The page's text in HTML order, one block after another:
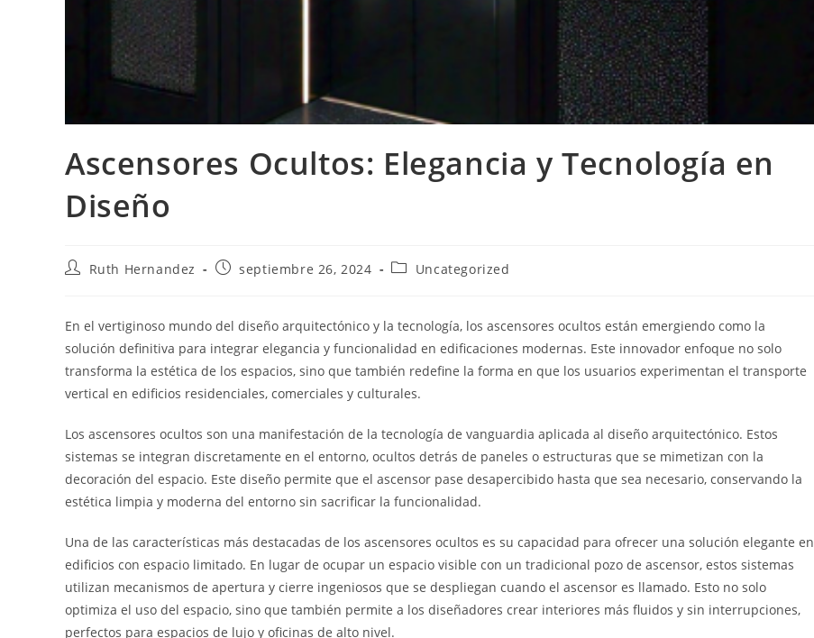
Ascensores Ocultos: Elegancia y Tecnología en
Diseño
Autor
entrada:
Ruth Hernandez
Publicación
entrada:
septiembre 26, 2024
Categoría
entrada:
Uncategorized
En el vertiginoso mundo del diseño arquitectónico y la tecnología, los ascensores ocultos están emergiendo como la
solución definitiva para integrar elegancia y funcionalidad en edificaciones modernas. Este innovador enfoque no solo
transforma la estética de los espacios, sino que también redefine la forma en que los usuarios experimentan el transporte
vertical en edificios residenciales, comerciales y culturales.
Los ascensores ocultos son una manifestación de la tecnología de vanguardia aplicada al diseño arquitectónico. Estos
sistemas se integran discretamente en el entorno, ocultos detrás de paneles o estructuras que se mimetizan con la
decoración del espacio. Este diseño permite que el ascensor pase desapercibido hasta que sea necesario, conservando la
estética limpia y moderna del entorno sin sacrificar la funcionalidad.
Una de las características más destacadas de los ascensores ocultos es su capacidad para ofrecer una solución elegante en
edificios con espacio limitado. En lugar de ocupar un espacio visible con un tradicional pozo de ascensor, estos sistemas
utilizan mecanismos de apertura y cierre ingeniosos que se despliegan cuando el ascensor es llamado. Esto no solo
optimiza el uso del espacio, sino que también permite a los diseñadores crear interiores más fluidos y sin interrupciones,
perfectos para espacios de lujo y oficinas de alto nivel.